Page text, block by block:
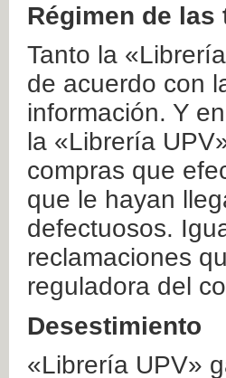
Régimen de
Tanto la
de acuerdo con
información. Y
la «Librería
compras que
que le hayan
defectuosos.
reclamaciones
reguladora del
Desestimiento
«Librería UPV»